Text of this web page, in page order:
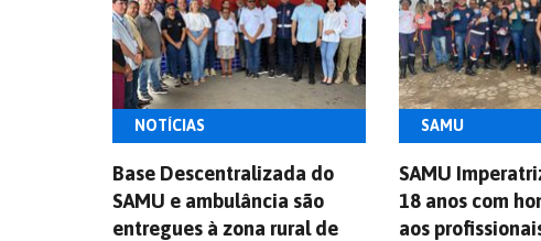
NOTÍCIAS
Base Descentralizada do
SAMU e ambulância são
entregues à zona rural de
SAMU
SAMU
18 anos com
aos